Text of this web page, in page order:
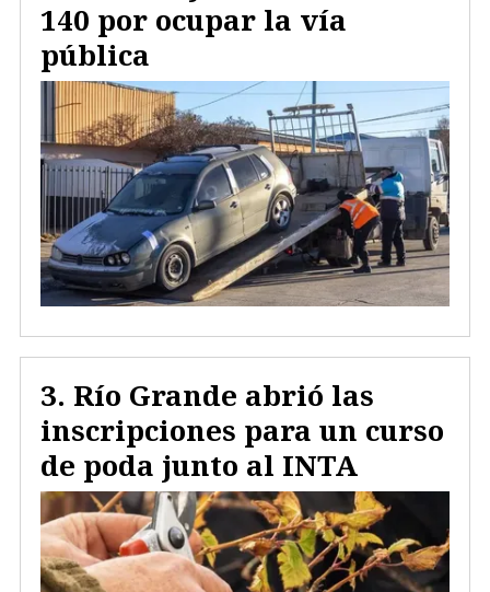
140 por ocupar la vía
pública
Río Grande abrió las
inscripciones para un curso
de poda junto al INTA